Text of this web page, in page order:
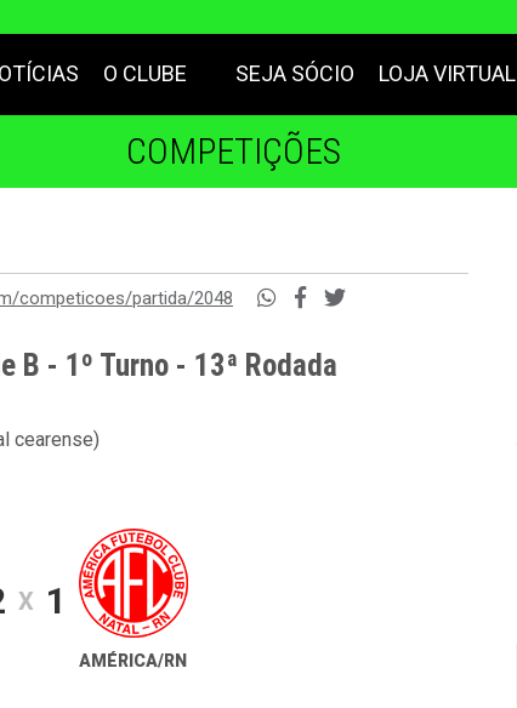
O CLUBE SEJA SÓCIO LOJA VIRTUAL
COMPETIÇÕES
competicoes/partida/2048
B - 1º Turno - 13ª Rodada
cearense)
X 1
AMÉRICA/RN